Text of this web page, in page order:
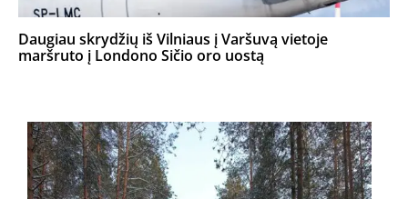
Daugiau skrydžių iš Vilniaus į Varšuvą vietoje
maršruto į Londono Sičio oro uostą